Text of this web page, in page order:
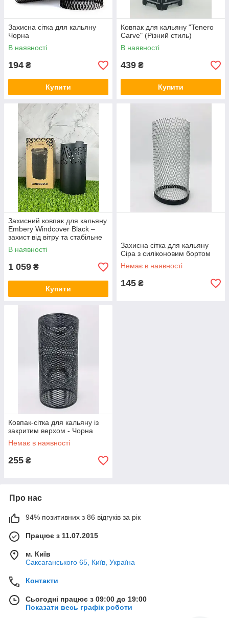
Захисна сітка для кальяну
Чорна
В наявності
194 ₴
Купити
Ковпак для кальяну "Tenero
Carve" (Різний стиль)
В наявності
439 ₴
Купити
Захисний ковпак для кальяну
Embery Windcover Black –
захист від вітру та стабільне
тепло
В наявності
1 059 ₴
Купити
Захисна сітка для кальяну
Сіра з силіконовим бортом
Немає в наявності
145 ₴
Ковпак-сітка для кальяну із
закритим верхом - Чорна
Немає в наявності
255 ₴
Про нас
94% позитивних з 86 відгуків за рік
Працює з 11.07.2015
м. Київ
Саксаганського 65, Київ, Україна
Контакти
Сьогодні працює з 09:00 до 19:00
Показати весь графік роботи